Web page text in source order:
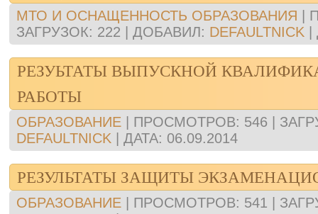
МТО И ОСНАЩЕННОСТЬ ОБРАЗОВАНИЯ
ЗАГРУЗОК: 222 ДОБАВИЛ: DEFAULTNICK
РЕЗУЬТАТЫ ВЫПУСКНОЙ
РАБОТЫ
ОБРАЗОВАНИЕ ПРОСМОТРОВ: 546
DEFAULTNICK
ДАТА: 06.09.2014
РЕЗУЛЬТАТЫ ЗАЩИТЫ
ОБРАЗОВАНИЕ ПРОСМОТРОВ: 541